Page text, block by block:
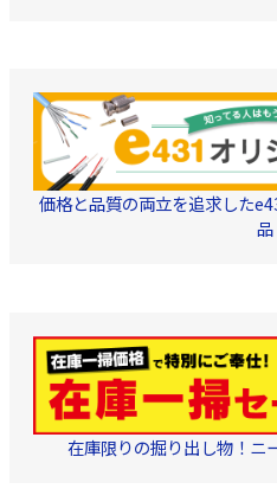
イズ：M ・質量：8g
価格と品質の両立を追求した
品
在庫限りの掘り出し物！ニ